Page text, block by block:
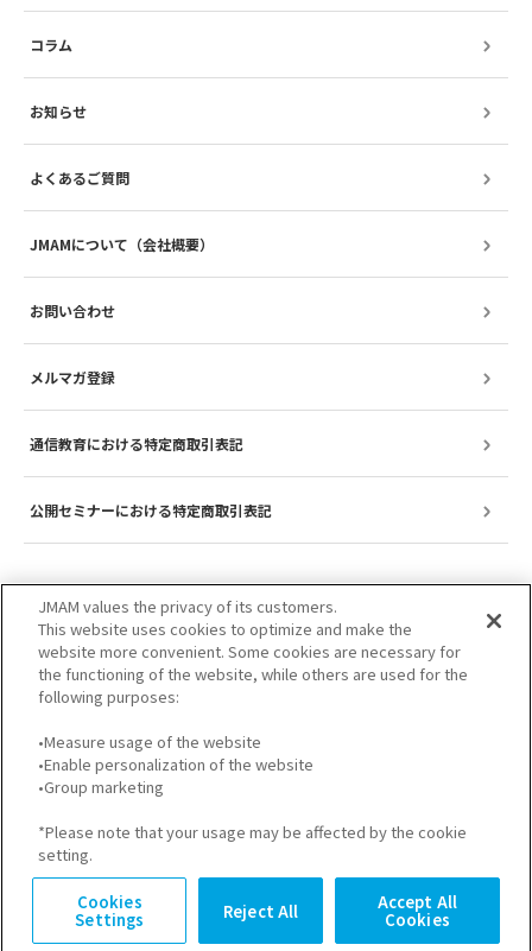
コラム
お知らせ
よくあるご質問
JMAMについて（会社概要）
お問い合わせ
メルマガ登録
通信教育における特定商取引表記
公開セミナーにおける特定商取引表記
サイトのご利用について
JMAM values the privacy of its customers.
This website uses cookies to optimize and make the
website more convenient. Some cookies are necessary for
the functioning of the website, while others are used for the
following purposes:
•Measure usage of the website
•Enable personalization of the website
•Group marketing
*Please note that your usage may be affected by the cookie
setting.
Cookies
Settings Reject All Accept All
Cookies